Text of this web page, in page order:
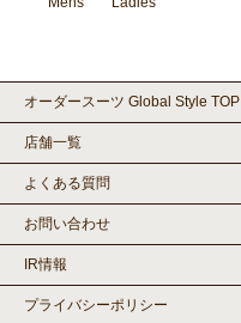
オーダースーツ Global Style TOP
店舗一覧
よくある質問
お問い合わせ
IR情報
プライバシーポリシー